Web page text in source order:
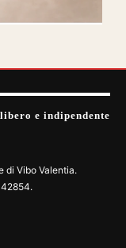
e indipendente
di Vibo Valentia.
42854.